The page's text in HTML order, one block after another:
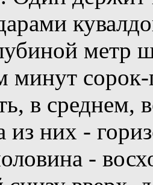
метр
минут сорок-
в среднем,
из них -
-